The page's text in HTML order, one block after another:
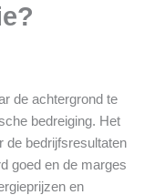
de achtergrond te
bedreiging. Het
de bedrijfsresultaten
goed en de marges
en